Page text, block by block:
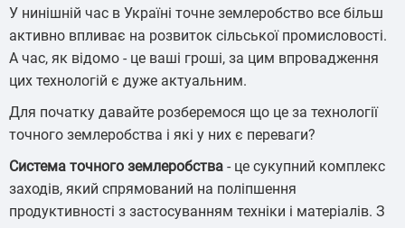
У нинішній час в Україні точне землеробство все більш
активно впливає на розвиток сільської промисловості.
А час, як відомо - це ваші гроші, за цим впровадження
цих технологій є дуже актуальним.
Для початку давайте розберемося що це за технології
точного землеробства і які у них є переваги?
Система точного землеробства - це сукупний комплекс
заходів, який спрямований на поліпшення
продуктивності з застосуванням техніки і матеріалів. З